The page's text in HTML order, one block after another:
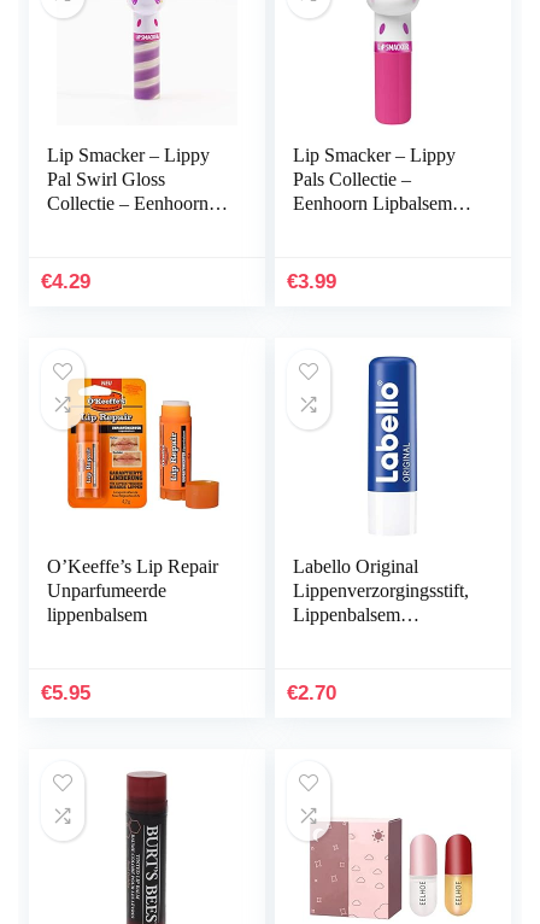
Lip Smacker – Lippy
Pal Swirl Gloss
Collectie – Eenhoorn
Frosting Smaak –
€4.29
Lip Smacker – Lippy
Pals Collectie –
Eenhoorn Lipbalsem
– Cadeau voor Meisjes
€3.99
O’Keeffe’s Lip Repair
Unparfumeerde
lippenbalsem
€5.95
Labello Original
Lippenverzorgingsstift,
Lippenbalsem
€2.70